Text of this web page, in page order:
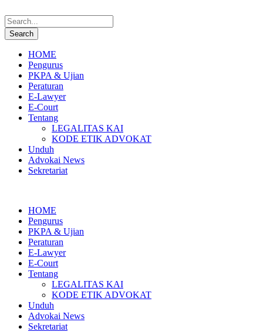
HOME
Pengurus
PKPA & Ujian
Peraturan
E-Lawyer
E-Court
Tentang
LEGALITAS KAI
KODE ETIK ADVOKAT
Unduh
Advokai News
Sekretariat
HOME
Pengurus
PKPA & Ujian
Peraturan
E-Lawyer
E-Court
Tentang
LEGALITAS KAI
KODE ETIK ADVOKAT
Unduh
Advokai News
Sekretariat